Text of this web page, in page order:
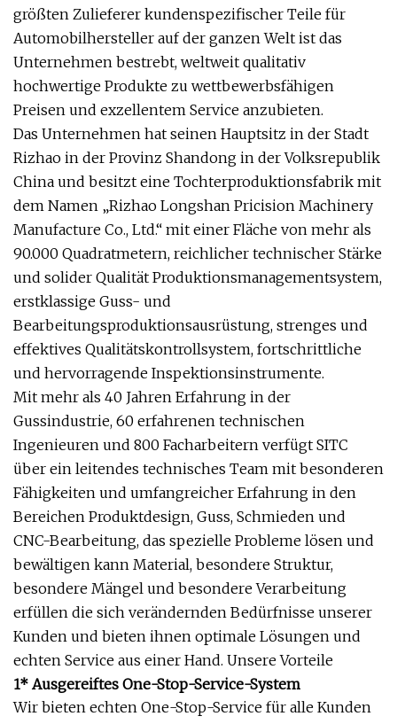
größten Zulieferer kundenspezifischer Teile für
Automobilhersteller auf der ganzen Welt ist das
Unternehmen bestrebt, weltweit qualitativ
hochwertige Produkte zu wettbewerbsfähigen
Preisen und exzellentem Service anzubieten.
Das Unternehmen hat seinen Hauptsitz in der Stadt
Rizhao in der Provinz Shandong in der Volksrepublik
China und besitzt eine Tochterproduktionsfabrik mit
dem Namen „Rizhao Longshan Pricision Machinery
Manufacture Co., Ltd.“ mit einer Fläche von mehr als
90.000 Quadratmetern, reichlicher technischer Stärke
und solider Qualität Produktionsmanagementsystem,
erstklassige Guss- und
Bearbeitungsproduktionsausrüstung, strenges und
effektives Qualitätskontrollsystem, fortschrittliche
und hervorragende Inspektionsinstrumente.
Mit mehr als 40 Jahren Erfahrung in der
Gussindustrie, 60 erfahrenen technischen
Ingenieuren und 800 Facharbeitern verfügt SITC
über ein leitendes technisches Team mit besonderen
Fähigkeiten und umfangreicher Erfahrung in den
Bereichen Produktdesign, Guss, Schmieden und
CNC-Bearbeitung, das spezielle Probleme lösen und
bewältigen kann Material, besondere Struktur,
besondere Mängel und besondere Verarbeitung
erfüllen die sich verändernden Bedürfnisse unserer
Kunden und bieten ihnen optimale Lösungen und
echten Service aus einer Hand. Unsere Vorteile
1* Ausgereiftes One-Stop-Service-System
Wir bieten echten One-Stop-Service für alle Kunden